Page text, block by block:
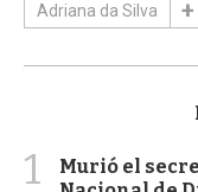
Adriana da Silva
1
Murió el